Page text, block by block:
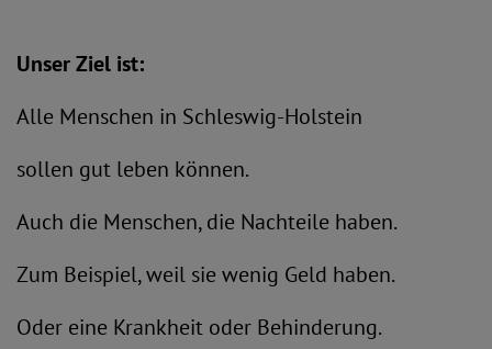
Unser Ziel ist:
Alle Menschen in Schleswig-Holstein
sollen gut leben können.
Auch die Menschen, die Nachteile haben.
Zum Beispiel, weil sie wenig Geld haben.
Oder eine Krankheit oder Behinderung.